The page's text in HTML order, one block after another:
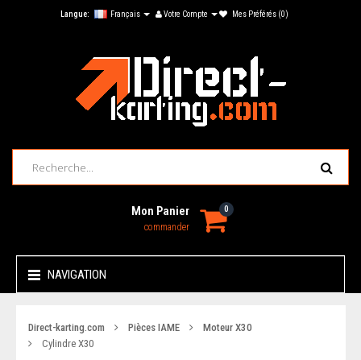
Langue: Français Votre Compte Mes Préférés (0)
Mon Panier
commander
0
NAVIGATION
Direct-karting.com Pièces IAME
Moteur X30
Cylindre X30